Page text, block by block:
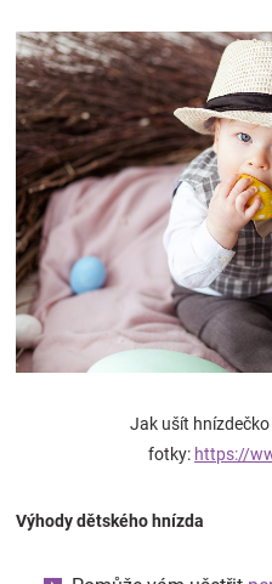
zábava
pro
děti
Těhotenské
oblečení
Novinky
Jak ušít
fotky: https://
Výhody dětského hnízda